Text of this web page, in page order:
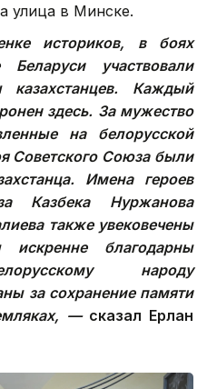
улица в Минске.
историков, в боях
участвовали
Каждый
здесь. За мужество
на белорусской
Советского Союза были
Имена героев
Казбека Нуржанова
также увековечены
благодарны
народу
за сохранение памяти
— сказал Ерлан